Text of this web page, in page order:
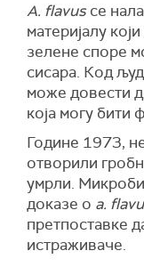
A. flavusсе
материјалу
зелене споре
сисара. Код
може довести
која могу бити
Године 1973,
отворили
умрли.
доказе о а.
претпоставке
истраживаче.